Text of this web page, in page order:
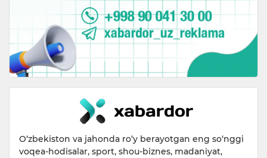
O‘zbekiston va jahonda ro‘y berayotgan eng so‘nggi
voqea-hodisalar, sport, shou-biznes, madaniyat,